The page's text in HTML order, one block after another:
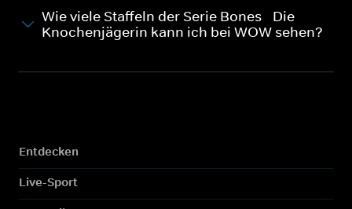
Wie viele Staffeln der Serie Bones - Die
Knochenjägerin kann ich bei WOW sehen?
Entdecken
Live-Sport